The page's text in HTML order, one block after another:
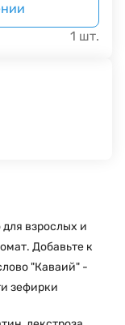
1 шт.
взрослых и
Добавьте к
"Каваий" -
зефирки